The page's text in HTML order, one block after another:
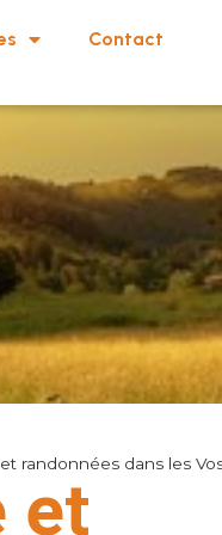
Contact
randonnées dans les
et